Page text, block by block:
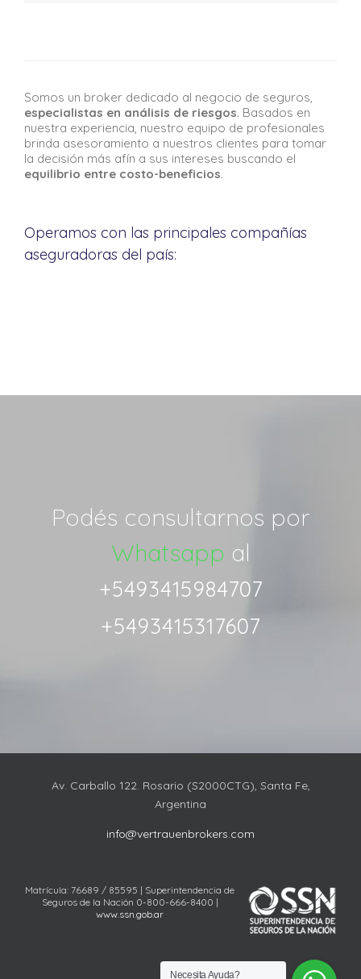
Somos un broker dedicado al negocio de seguros,
especialistas en análisis de riesgos. Basados en
nuestra experiencia, nuestro equipo de profesionales
brinda asesoramiento a nuestros clientes para tomar
la decisión más afín a sus intereses buscando el
equilibrio entre costo-beneficios.
Operamos con las principales compañías
aseguradoras del país:
Podés consultarnos por
Whatsapp al
+5493415984707
+5493415317607
Av. Carballo 122. Rosario (S2000CTG), Santa Fe,
Argentina
info@vertrauenbrokers.com
Matrícula: 76689 / 85595 | Superintendencia de
Seguros de la Nación 0-800-666-8400 |
www.ssn.gob.ar
Necesita Ayuda?